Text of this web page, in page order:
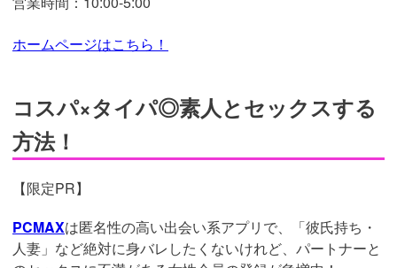
立川のlipのアクセス・電話番号・営業